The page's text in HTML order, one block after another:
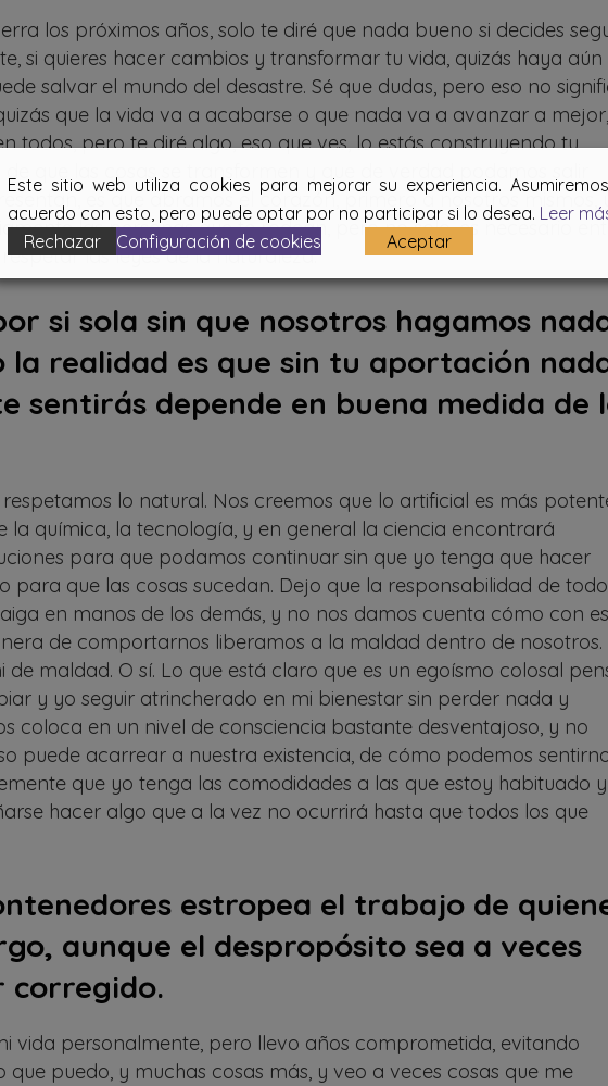
los próximos años, solo te diré que nada bueno si decides
si quieres hacer cambios y transformar tu vida, quizás haya aún
salvar el mundo del desastre. Sé que dudas, pero eso no
que la vida va a acabarse o que nada va a avanzar a mejor,
todos, pero te diré algo, eso que ves, lo estás construyendo tu
que las cosas se transformen y que de verdad podamos salir
es que abramos el corazón, primero a nosotros mismos, y
las personas que te rodean, pero no solo, es necesario
las leyes de la naturaleza.
si sola sin que nosotros hagamos
realidad es que sin tu aportación
sentirás depende en buena medida de
lo natural. Nos creemos que lo artificial es más
la química, la tecnología, y en general la ciencia encontrará
para que podamos continuar sin que yo tenga que hacer
para que las cosas sucedan. Dejo que la responsabilidad de todo
en manos de los demás, y no nos damos cuenta cómo con
de comportarnos liberamos a la maldad dentro de nosotros.
maldad. O sí. Lo que está claro que es un egoísmo colosal
y yo seguir atrincherado en mi bienestar sin perder nada y
coloca en un nivel de consciencia bastante desventajoso, y no
puede acarrear a nuestra existencia, de cómo podemos
que yo tenga las comodidades a las que estoy habituado y
hacer algo que a la vez no ocurrirá hasta que todos los que
estropea el trabajo de
aunque el despropósito sea a veces
corregido.
vida personalmente, pero llevo años comprometida, evitando
puedo, y muchas cosas más, y veo a veces cosas que me
Este sitio web utiliza cookies para mejorar su experiencia.
acuerdo con esto, pero puede optar por no participar si lo desea. Leer
Rechazar
Configuración de cookies Aceptar